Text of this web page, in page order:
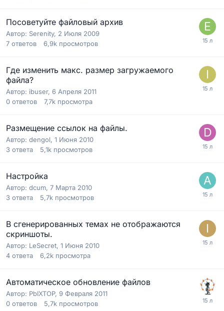
Посоветуйте файловый архив
Автор: Serenity, 2 Июля 2009
7 ответов 6,9k просмотров
Где изменить макс. размер загружаемого
файла?
Автор: ibuser, 6 Апреля 2011
0 ответов 7,7k просмотра
Размещение ссылок на файлы.
Автор: dengol, 1 Июня 2010
3 ответа 5,1k просмотров
Настройка
Автор: dcum, 7 Марта 2010
3 ответа 5,7k просмотров
В сгенерированных темах не отображаются
скриншоты.
Автор: LeSecret, 1 Июня 2010
4 ответа 6,2k просмотра
Автоматическое обновление файлов
Автор: PbIXTOP, 9 Февраля 2011
0 ответов 5,7k просмотров